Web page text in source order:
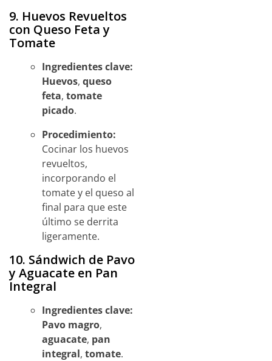
9. Huevos Revueltos
con Queso Feta y
Tomate
Ingredientes clave:
Huevos,queso
feta,tomate
picado.
Procedimiento:
Cocinar los huevos
revueltos,
incorporando el
tomate y el queso al
final para que este
último se derrita
ligeramente.
10. Sándwich de Pavo
y Aguacate en Pan
Integral
Ingredientes clave:
Pavo magro,
aguacate, pan
integral,tomate.